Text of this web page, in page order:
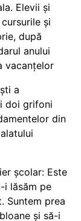
Elevii și
și
după
anului
vacanțelor
a
doi grifoni
din
școlar: Este
i lăsăm pe
Suntem prea
și să-i